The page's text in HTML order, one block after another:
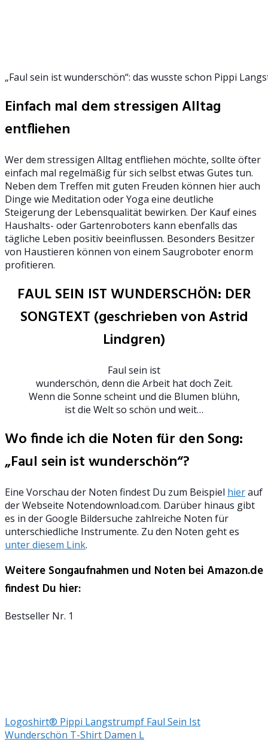
„Faul sein ist wunderschön“: das wusste schon Pippi
Einfach mal dem stressigen Alltag
entfliehen
Wer dem stressigen Alltag entfliehen möchte, sollte öfter
einfach mal regelmäßig für sich selbst etwas Gutes tun.
Neben dem Treffen mit guten Freuden können hier auch
Dinge wie Meditation oder Yoga eine deutliche
Steigerung der Lebensqualität bewirken. Der Kauf eines
Haushalts- oder Gartenroboters kann ebenfalls das
tägliche Leben positiv beeinflussen. Besonders Besitzer
von Haustieren können von einem Saugroboter enorm
profitieren.
FAUL SEIN IST WUNDERSCHÖN: DER
SONGTEXT (geschrieben von Astrid
Lindgren)
Faul sein ist
wunderschön, denn die Arbeit hat doch Zeit.
Wenn die Sonne scheint und die Blumen blühn,
ist die Welt so schön und weit…
Wo finde ich die Noten für den Song:
„Faul sein ist wunderschön“?
Eine Vorschau der Noten findest Du zum Beispiel hierauf
der Webseite Notendownload.com. Darüber hinaus gibt
es in der Google Bildersuche zahlreiche Noten für
unterschiedliche Instrumente. Zu den Noten geht es
unter diesem Link.
Weitere Songaufnahmen und Noten bei Amazon.de
findest Du hier:
Bestseller Nr. 1
Logoshirt® Pippi Langstrumpf Faul Sein Ist
Wunderschön T-Shirt Damen L